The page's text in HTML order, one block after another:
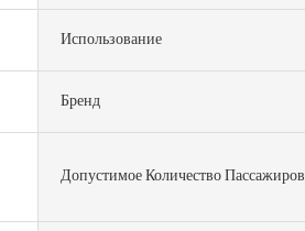
Использование
Бренд
Допустимое Количество Пассажиров